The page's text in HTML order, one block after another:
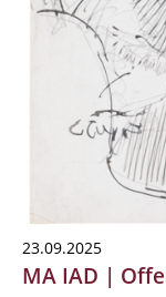
23.09.2025
MA IAD |